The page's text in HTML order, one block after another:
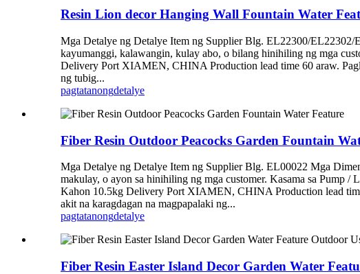
Resin Lion decor Hanging Wall Fountain Water
Mga Detalye ng Detalye Item ng Supplier Blg. EL22300/
kayumanggi, kalawangin, kulay abo, o bilang hinihiling ng mga
Delivery Port XIAMEN, CHINA Production lead time 60 araw.
ng tubig...
pagtatanongdetalye
Fiber Resin Outdoor Peacocks Garden Fountain
Mga Detalye ng Detalye Item ng Supplier Blg. EL00022 Mga
makulay, o ayon sa hinihiling ng mga customer. Kasama sa Pump
Kahon 10.5kg Delivery Port XIAMEN, CHINA Production lead
akit na karagdagan na magpapalaki ng...
pagtatanongdetalye
Fiber Resin Easter Island Decor Garden Water